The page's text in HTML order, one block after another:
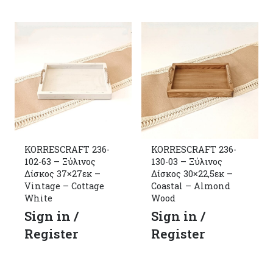
KORRESCRAFT 236-
102-63 – Ξύλινος
Δίσκος 37×27εκ –
Vintage – Cottage
White
Sign in /
Register
KORRESCRAFT 236-
130-03 – Ξύλινος
Δίσκος 30×22,5εκ –
Coastal – Almond
Wood
Sign in /
Register